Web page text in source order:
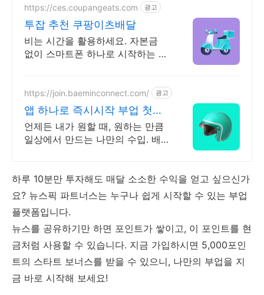
https://ces.coupangeats.com 광고
투잡 추천 쿠팡이츠배달
비는 시간을 활용하세요. 자본금
없이 스마트폰 하나로 시작하는 확
https://join.baeminconnect.com/ 광고
앱 하나로 즉시시작 부업 첫배
달 최대 2만원 보너스
언제든 내가 원할 때, 원하는 만큼
일상에서 만드는 나만의 수입. 배
하루 10분만 투자해도 매달 소소한 수익을 얻고 싶으신가
요? 뉴스픽 파트너스는 누구나 쉽게 시작할 수 있는 부업
플랫폼입니다.
뉴스를 공유하기만 하면 포인트가 쌓이고, 이 포인트를 현
금처럼 사용할 수 있습니다. 지금 가입하시면 5,000포인
트의 스타트 보너스를 받을 수 있으니, 나만의 부업을 지
금 바로 시작해 보세요!